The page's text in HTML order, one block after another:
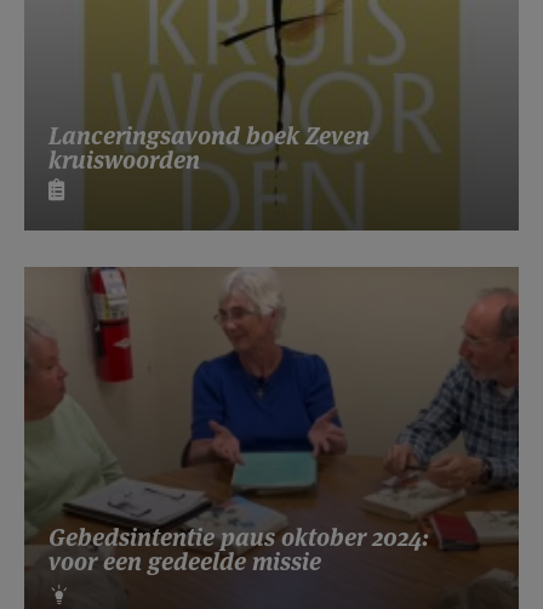
Lanceringsavond boek Zeven
kruiswoorden
Gebedsintentie paus oktober 2024:
voor een gedeelde missie